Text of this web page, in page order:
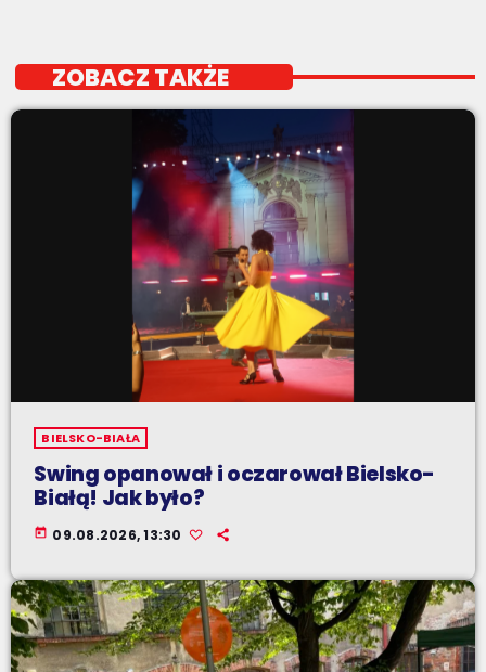
ZOBACZ TAKŻE
BIELSKO-BIAŁA
Swing opanował i oczarował Bielsko-
Białą! Jak było?
today 09.08.2026, 13:30